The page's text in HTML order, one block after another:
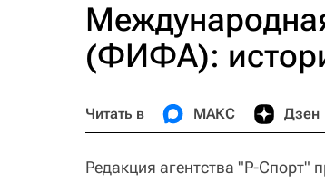
(ФИФА):
Читать в МАКС Дзен
Редакция агентства "Р-Спорт"